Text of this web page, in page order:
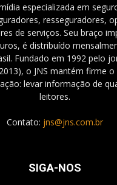
especializada em
resseguradores,
de serviços. Seu braço
é distribuído
Fundado em 1992 pelo
o JNS mantém firme
levar informação de
leitores.
Contato: jns@jns.com.br
SIGA-NOS